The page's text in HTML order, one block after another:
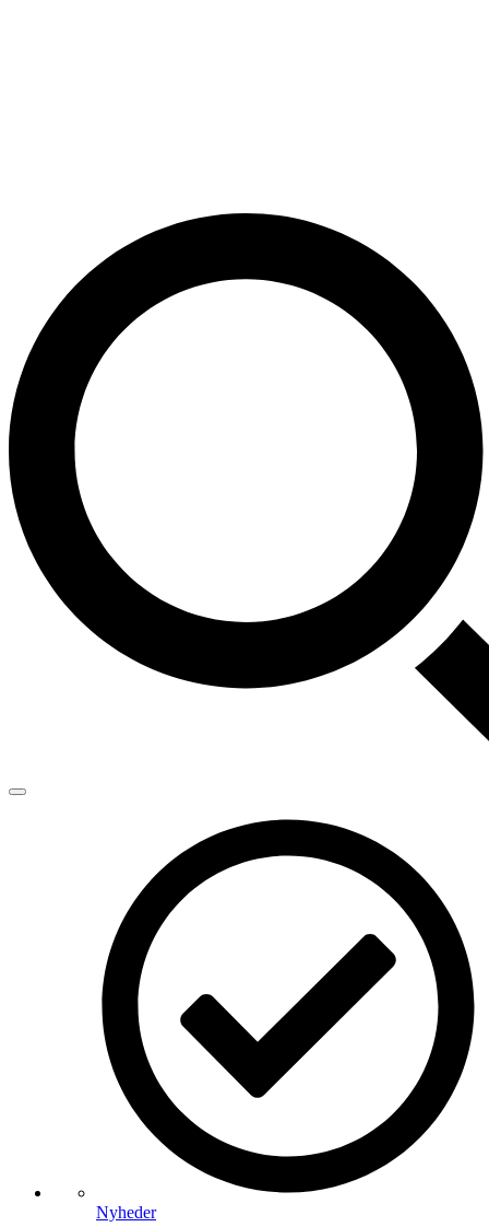
Nyheder